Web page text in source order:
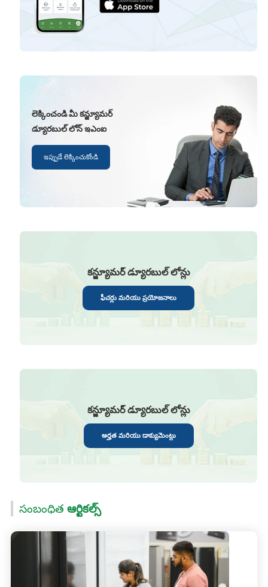
లెక్కించండి మీ కన్జ్యూమర్
డ్యూరబుల్ లోన్ ఇఎంఐ
ఇప్పుడే లెక్కించుకోండి
కన్జ్యూమర్ డ్యూరబుల్ లోన్లు
ఫీచర్లు మరియు ప్రయోజనాలు
కన్జ్యూమర్ డ్యూరబుల్ లోన్లు
అర్హత మరియు డాక్యుమెంట్లు
సంబంధిత ఆర్టికల్స్